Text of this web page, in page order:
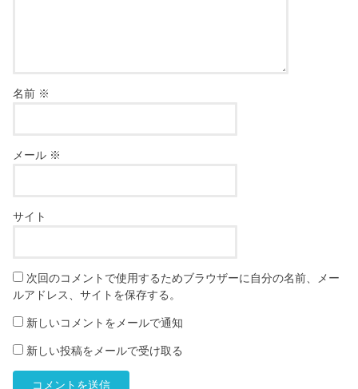
名前 ※
メール ※
サイト
次回のコメントで使用するためブラウザーに自分の名前、メー
ルアドレス、サイトを保存する。
新しいコメントをメールで通知
新しい投稿をメールで受け取る